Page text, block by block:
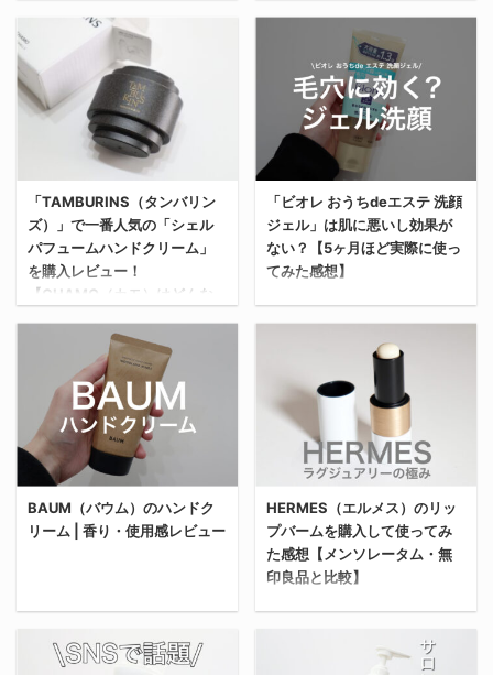
今回は新たにオーシャン
トリコのシャンプーを購
入したから実際に使って
みた感想をレビューす
る。 三科さん、もるさん
など、一世を風靡したメ
ンズヘアセット界のレジ
ェンド達のヘアサロンが
出しているシャンプーだ
から知っている人も多い
と思う。 とはいえ俺はな
んの関係もないから、忖
度なく、思ったことをそ
のままレビューする。 俺
がオーシャントリコのシ
ャンプーを購入した理由
https://www.oceantoky
o.com/ 俺がオーシャン
トリコのシャンプーを購
入した理由は、日本一の
今回は前に店舗レビュー
もした最先端オシャレ韓
国のコスメブランド
「TAMBURINS（タンバ
リンズ）」で新たに練り
香水を購入したから実際
に使ってみてレビューす
る。 これから購入を考え
ている人の参考になれば
嬉しい。
TAMBURINS（タンバリ
ンズ）とは？
「TAMBURINS（タンバ
リンズ）」は、韓国のア
イウェアブランド「ジェ
ントルモンスター
（GENTLE
MONSTER）」の姉妹ブ
ランドとして2018年9月
に誕生したコスメブラン
ド。 "塗る香水"とも呼ば
れる「パフュームハンド
「TAMBURINS（タンバリン
ズ）」で一番人気の「シェル
パフュームハンドクリーム」
を購入レビュー！
【CHAMO（カモ）はどんな
今回は、3月14日に東京
青山に店舗をオープンし
た韓国の大人気コスメブ
ランド・
TAMBURINS（タンバリ
ンズ）で購入した「シェ
モ）の香りをレビューす
「使用感は？」といった
「ビオレ おうちdeエステ 洗顔
ジェル」は肌に悪いし効果が
ない？【5ヶ月ほど実際に使っ
てみた感想】
今回は、「ビオレ おうち
deエステ 洗顔ジェル」
を5ヶ月使ってみた感想
＆レビューをしていく。
結論から言うと、俺はリ
ピ買いした。 一方で、肝
心の「毛穴汚れへの効
果」はあまり感じていな
い。 「え？じゃあなんで
リピ買いしたの！？」っ
て理由も含めて解説する
からぜひ参考にしてほし
い。 ビオレ「おうちde
BAUM（バウム）のハンドク
リーム | 香り・使用感レビュー
今回は話題の人気ブラン
ド「BAUM（バウム）」
のハンドクリームについ
HERMES（エルメス）のリッ
プバームを購入して使ってみ
た感想【メンソレータム・無
印良品と比較】
今回は「Hermès（エル